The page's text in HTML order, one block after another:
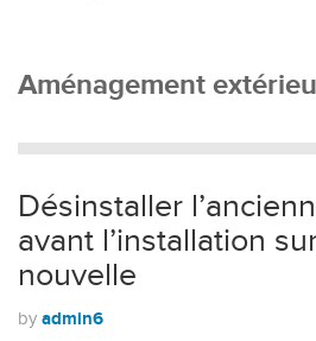
Aménagement
Désinstaller
avant l’installation
nouvelle
by admin6